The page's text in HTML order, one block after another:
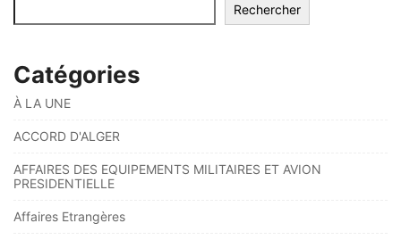
Rechercher
Catégories
À LA UNE
ACCORD D'ALGER
AFFAIRES DES EQUIPEMENTS MILITAIRES ET AVION
PRESIDENTIELLE
Affaires Etrangères